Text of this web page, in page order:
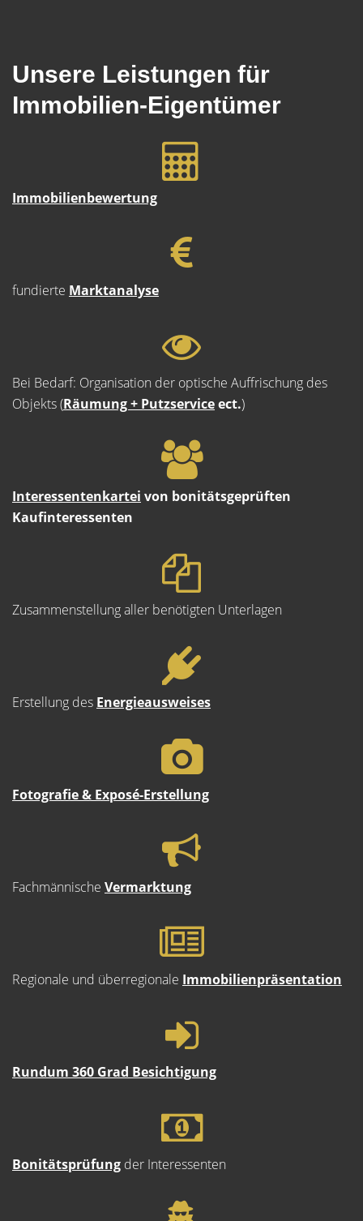
Unsere Leistungen für
Immobilien-Eigentümer
Immobilienbewertung
fundierte Marktanalyse
Bei Bedarf: Organisation der optische Auffrischung des
Objekts (Räumung + Putzserviceect.)
Interessentenkartei von bonitätsgeprüften
Kaufinteressenten
Zusammenstellung aller benötigten Unterlagen
Erstellung des Energieausweises
Fotografie & Exposé-Erstellung
Fachmännische Vermarktung
Regionale und überregionale Immobilienpräsentation
Rundum 360 Grad Besichtigung
Bonitätsprüfung der Interessenten